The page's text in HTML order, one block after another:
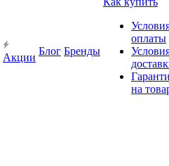
Акции
Блог Бренды
оплаты
на